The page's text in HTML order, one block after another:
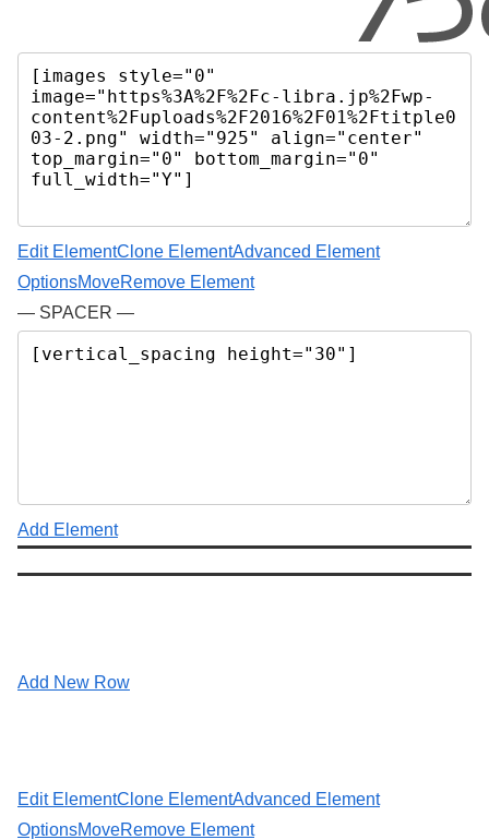
Edit ElementClone ElementAdvanced Element
OptionsMoveRemove Element
— SPACER —
Add Element
Add New Row
Edit ElementClone ElementAdvanced Element
OptionsMoveRemove Element